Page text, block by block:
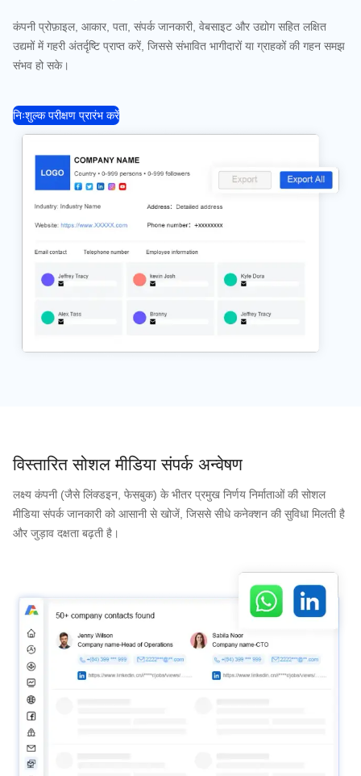
कंपनी प्रोफ़ाइल, आकार, पता, संपर्क जानकारी, वेबसाइट और उद्योग सहित लक्षित
उद्यमों में गहरी अंतर्दृष्टि प्राप्त करें, जिससे संभावित भागीदारों या ग्राहकों की गहन समझ
संभव हो सके।
निःशुल्क परीक्षण प्रारंभ करें
विस्तारित सोशल मीडिया संपर्क अन्वेषण
लक्ष्य कंपनी (जैसे लिंक्डइन, फेसबुक) के भीतर प्रमुख निर्णय निर्माताओं की सोशल
मीडिया संपर्क जानकारी को आसानी से खोजें, जिससे सीधे कनेक्शन की सुविधा मिलती है
और जुड़ाव दक्षता बढ़ती है।